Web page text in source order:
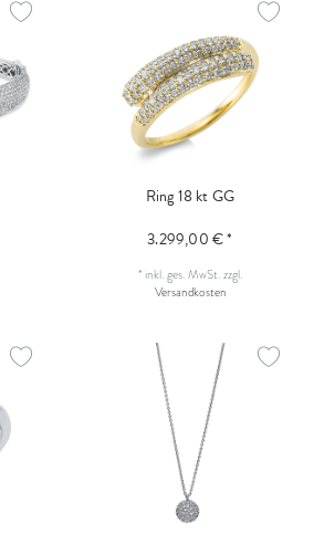
Ring 18 kt GG
3.299,00 € *
* inkl. ges. MwSt.zzgl.
Versandkosten